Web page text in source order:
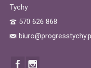
Tychy
570 626 868